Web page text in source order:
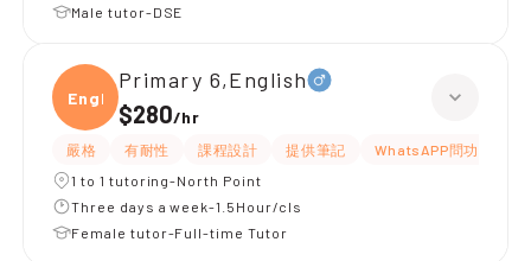
Male tutor-DSE
Engli
Primary 6,English
$280/hr
嚴格 有耐性 課程設計 提供筆記 WhatsAPP問功課
1 to 1 tutoring-North Point
Three days a week-1.5Hour/cls
Female tutor-Full-time Tutor